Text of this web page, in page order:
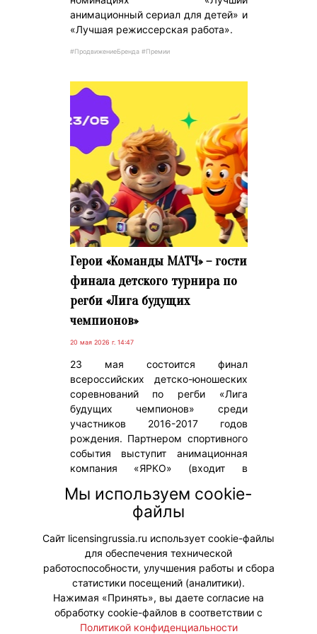
анимационный сериал для детей» и
«Лучшая режиссерская работа».
#ПродвижениеБренда #Премии
Герои «Команды МАТЧ» – гости
финала детского турнира по
регби «Лига будущих
чемпионов»
20 мая 2026 г. 14:47
23 мая состоится финал
всероссийских детско-юношеских
соревнований по регби «Лига
будущих чемпионов» среди
участников 2016-2017 годов
рождения. Партнером спортивного
события выступит анимационная
компания «ЯРКО» (входит в
специальными гостями
мероприятия станут герои
бизон Рон и енот Шоня.
Мы используем cookie-
файлы
Сайт licensingrussia.ru использует cookie-файлы
для обеспечения технической
работоспособности, улучшения работы и сбора
статистики посещений (аналитики).
Нажимая «Принять», вы даете согласие на
обработку cookie-файлов в соответствии с
Политикой конфиденциальности